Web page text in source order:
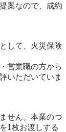
案なので、成約
して、火災保険
営業職の方から
いただいていま
せん。本業のつ
1枚お渡しする